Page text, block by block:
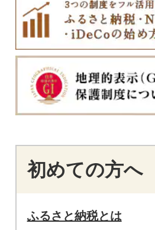
初めての方へ
ふるさと納税とは